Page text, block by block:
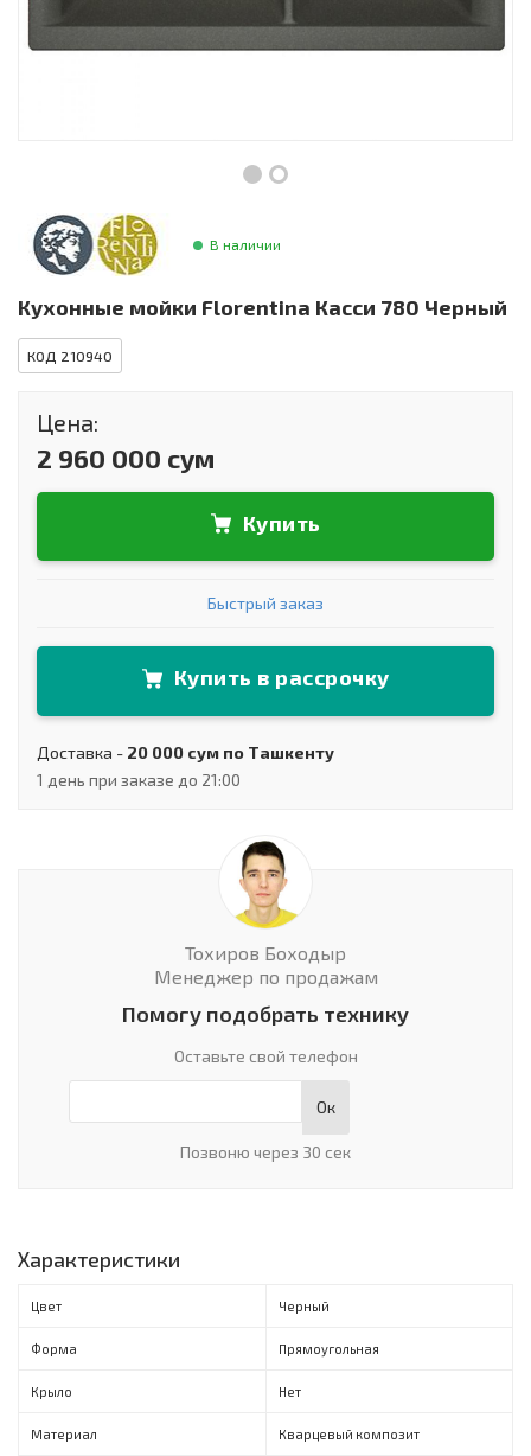
Товары для дома
Сантехника В наличии
Кухонные мойки Florentina Касси 780 Черный
КОД 210940
Цена:
2 960 000 сум
Купить
Быстрый заказ
Купить в рассрочку
Доставка - 20 000 сум по Ташкенту
1 день при заказе до 21:00
Тохиров Боходыр
Менеджер по продажам
Помогу подобрать технику
Оставьте свой телефон
Ок
Позвоню через 30 сек
Характеристики
Цвет Черный
Форма Прямоугольная
Крыло Нет
Материал Кварцевый композит